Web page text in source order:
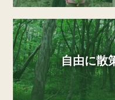
自由に散